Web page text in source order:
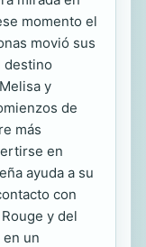
momento el
movió sus
destino
y
de
más
en
ayuda a su
con
y del
un